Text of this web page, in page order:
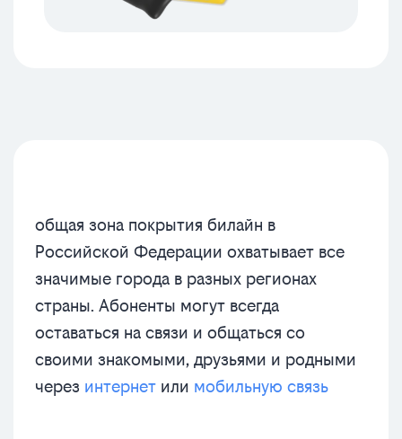
общая зона покрытия билайн в
Российской Федерации охватывает все
значимые города в разных регионах
страны. Абоненты могут всегда
оставаться на связи и общаться со
своими знакомыми, друзьями и родными
через интернет или мобильную связь